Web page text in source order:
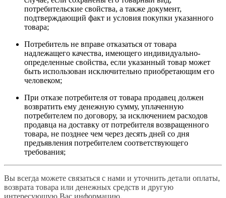
потребительские свойства, а также документ,
подтверждающий факт и условия покупки указанного
товара;
Потребитель не вправе отказаться от товара
надлежащего качества, имеющего индивидуально-
определенные свойства, если указанный товар может
быть использован исключительно приобретающим его
человеком;
При отказе потребителя от товара продавец должен
возвратить ему денежную сумму, уплаченную
потребителем по договору, за исключением расходов
продавца на доставку от потребителя возвращенного
товара, не позднее чем через десять дней со дня
предъявления потребителем соответствующего
требования;
Вы всегда можете связаться с нами и уточнить детали оплаты,
возврата товара или денежных средств и другую